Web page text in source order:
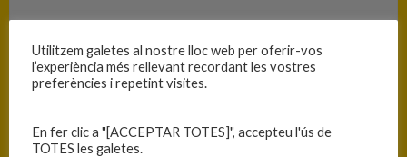
Utilitzem galetes al nostre lloc web per oferir-vos
l’experiència més rellevant recordant les vostres
preferències i repetint visites.
En fer clic a "[ACCEPTAR TOTES]", accepteu l'ús de
TOTES les galetes.